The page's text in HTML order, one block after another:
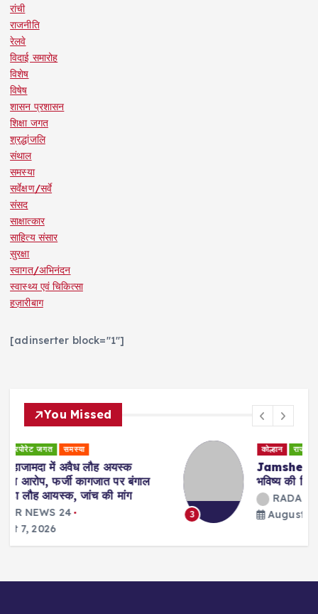
रांची
राजनीति
रेलवे
विदाई समारोह
विशेष
विषेष
शासन प्रशासन
शिक्षा जगत
श्रद्धांजलि
संथाल
समस्या
सर्वेक्षण/सर्वे
संसद
साक्षात्कार
साहित्य संसार
सुरक्षा
स्वागत/अभिनंदन
स्वास्थ्य एवं चिकित्सा
हज़ारीबाग
[adinserter block="1"]
You Missed
3
Jamshedpur : युवा शक्ति ही झारखंड के
भविष्य की दिशा तय करेगी : सुदेश कुमार महतो
RADAR NEWS 24